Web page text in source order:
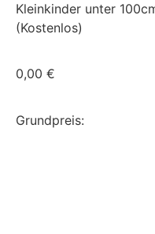
Kleinkinder unter
(Kostenlos)
0,00 €
Grundpreis: